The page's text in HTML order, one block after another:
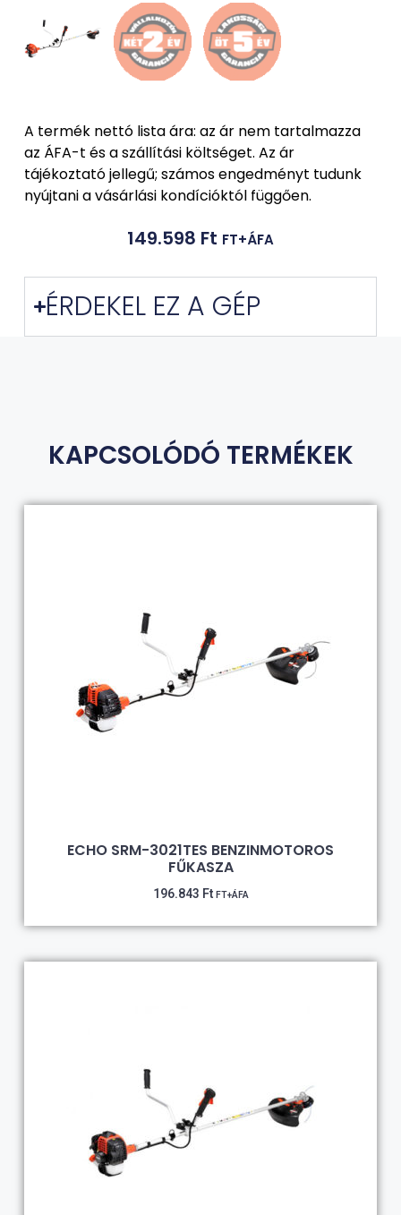
A termék nettó lista ára: az ár nem tartalmazza
az ÁFA-t és a szállítási költséget. Az ár
tájékoztató jellegű; számos engedményt tudunk
nyújtani a vásárlási kondícióktól függően.
149.598 Ft FT+ÁFA
ÉRDEKEL EZ A GÉP
KAPCSOLÓDÓ TERMÉKEK
ECHO SRM-3021TES BENZINMOTOROS
FŰKASZA
196.843 Ft FT+ÁFA